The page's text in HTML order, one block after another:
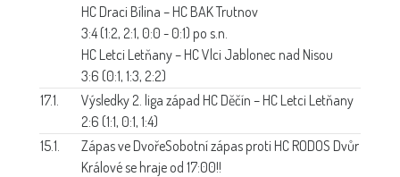
HC Draci Bílina – HC BAK Trutnov
3:4 (1:2, 2:1, 0:0 - 0:1) po s.n.
HC Letci Letňany – HC Vlci Jablonec nad Nisou
3:6 (0:1, 1:3, 2:2)
17.1.
Výsledky 2. liga západ HC Děčín – HC Letci Letňany
2:6 (1:1, 0:1, 1:4)
15.1.
Zápas ve DvořeSobotní zápas proti HC RODOS Dvůr
Králové se hraje od 17:00!!